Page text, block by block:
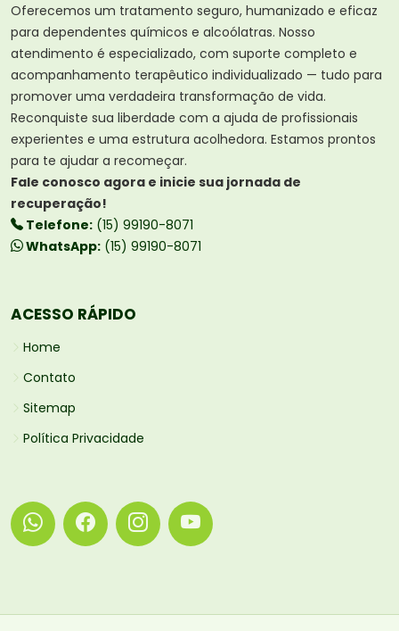
Oferecemos um tratamento seguro, humanizado e eficaz
para dependentes químicos e alcoólatras. Nosso
atendimento é especializado, com suporte completo e
acompanhamento terapêutico individualizado — tudo para
promover uma verdadeira transformação de vida.
Reconquiste sua liberdade com a ajuda de profissionais
experientes e uma estrutura acolhedora. Estamos prontos
para te ajudar a recomeçar.
Fale conosco agora e inicie sua jornada de
recuperação!
Telefone: (15) 99190-8071
WhatsApp: (15) 99190-8071
ACESSO RÁPIDO
Home
Contato
Sitemap
Política Privacidade